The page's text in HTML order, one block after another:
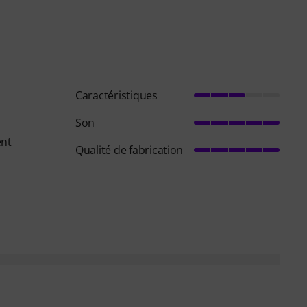
Caractéristiques
Son
Qualité de fabrication